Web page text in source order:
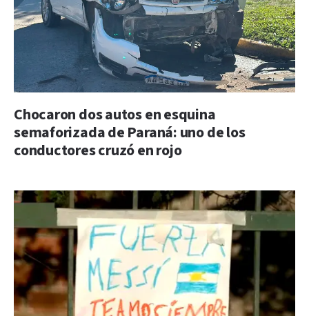
Chocaron dos autos en esquina
semaforizada de Paraná: uno de los
conductores cruzó en rojo